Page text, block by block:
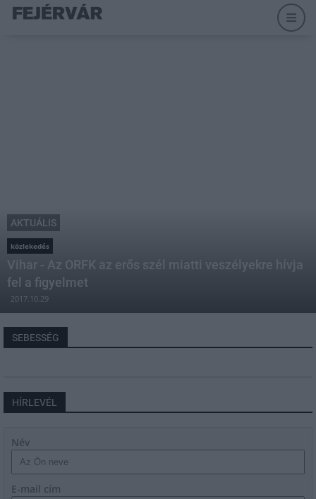
AKTUÁLIS
közlekedés
Vihar - Az ORFK az erős szél miatti veszélyekre hívja
fel a figyelmet
2017.10.29
SEBESSÉG
HÍRLEVÉL
Név
E-mail cím